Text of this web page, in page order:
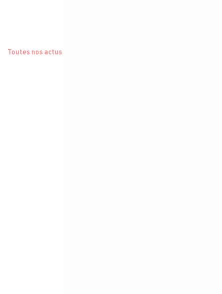
Toutes nos actus